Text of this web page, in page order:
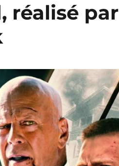
réalisé par